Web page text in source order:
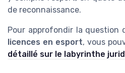
de reconnaissance.
Pour approfondir la question
licences en esport, vous
détaillé sur le labyrinthe